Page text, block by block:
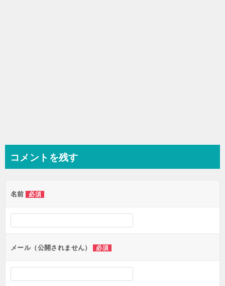
コメントを残す
名前 必須
メール（公開されません） 必須